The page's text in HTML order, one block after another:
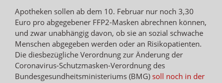
Apotheken sollen ab dem 10. Februar nur noch 3,30
Euro pro abgegebener FFP2-Masken abrechnen können,
und zwar unabhängig davon, ob sie an sozial schwache
Menschen abgegeben werden oder an Risikopatienten.
Die diesbezügliche Verordnung zur Änderung der
Coronavirus-Schutzmasken-Verordnung des
Bundesgesundheitsministeriums (BMG) soll noch in der